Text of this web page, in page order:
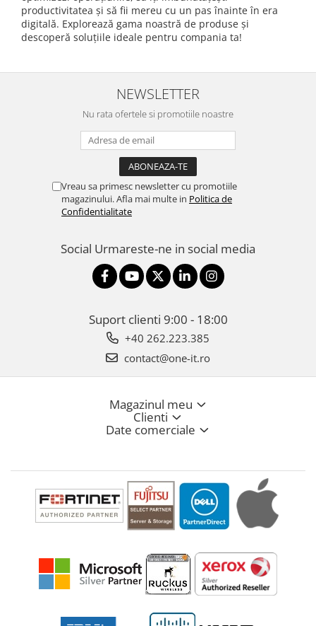
productivitatea și să fii mereu cu un pas înainte în era
digitală. Explorează gama noastră de produse și
descoperă soluțiile ideale pentru compania ta!
NEWSLETTER
Nu rata ofertele si promotiile noastre
Vreau sa primesc newsletter cu promotiile
magazinului. Afla mai multe in Politica de
Confidentialitate
Social Urmareste-ne in social media
Suport clienti 9:00 - 18:00
+40 262.223.385
contact@one-it.ro
Magazinul meu
Clienti
Date comerciale